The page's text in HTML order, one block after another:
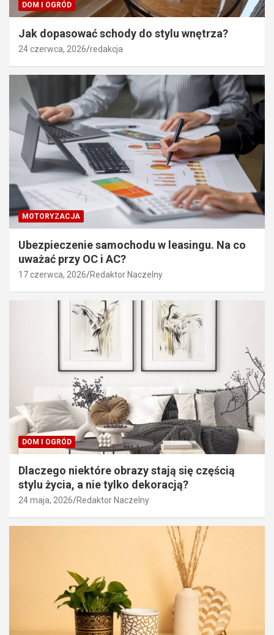
DOM I OGRÓD
Jak dopasować schody do stylu wnętrza?
24 czerwca, 2026 redakcja
MOTORYZACJA
Ubezpieczenie samochodu w leasingu. Na co
uważać przy OC i AC?
17 czerwca, 2026 Redaktor Naczelny
DOM I OGRÓD
Dlaczego niektóre obrazy stają się częścią
stylu życia, a nie tylko dekoracją?
24 maja, 2026 Redaktor Naczelny